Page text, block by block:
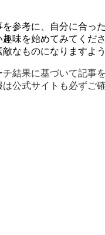
参考に、自分に合っ
趣味を始めてみてくだ
なものになりますよう
結果に基づいて記事
公式サイトも必ずご